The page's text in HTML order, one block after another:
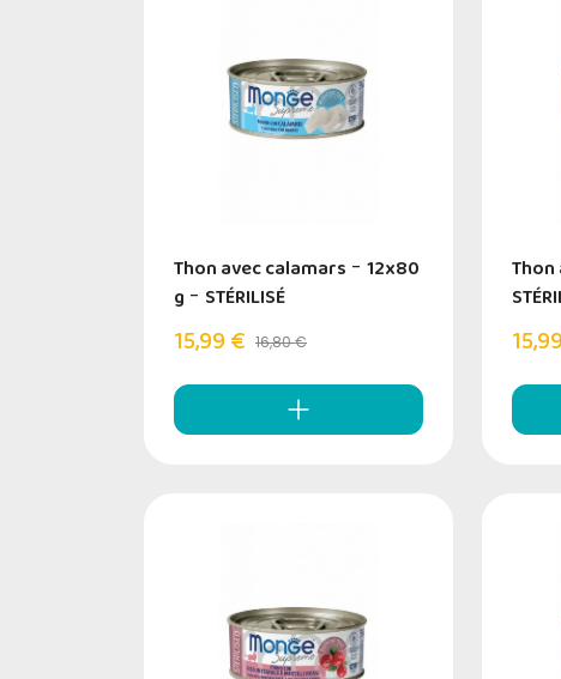
Thon avec calamars - 12x80
g - STÉRILISÉ
15,99 € 16,80 €
Thon